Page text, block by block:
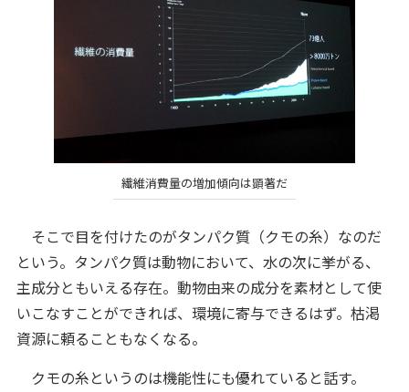
繊維消費量の増加傾向は顕著だ
そこで目を付けたのがタンパク質（クモの糸）なのだ
という。タンパク質は動物において、水の次に挙がる、
主成分ともいえる存在。動物由来の成分を素材として使
いこなすことができれば、環境に寄与できるはず。枯渇
資源に頼ることもなくなる。
クモの糸というのは機能性にも優れていると話す。